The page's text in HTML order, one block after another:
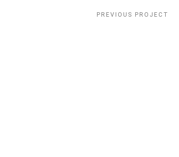
PREVIOUS PROJECT